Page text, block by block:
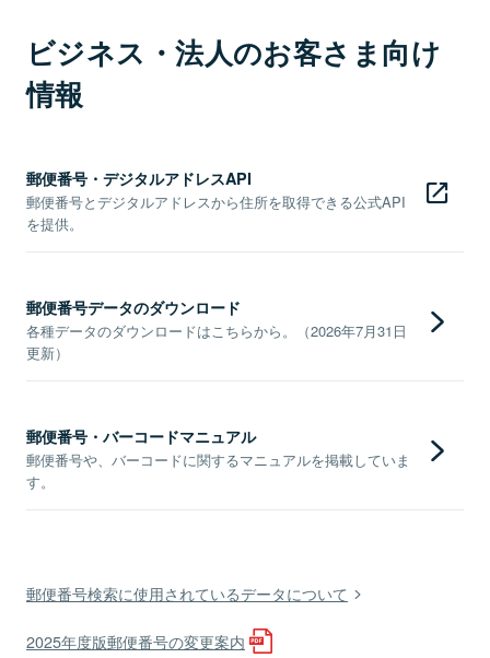
ビジネス・法人のお客さま向け
情報
郵便番号・デジタルアドレスAPI
郵便番号とデジタルアドレスから住所を取得できる公式API
を提供。
郵便番号データのダウンロード
各種データのダウンロードはこちらから。（2026年7月31日
更新）
郵便番号・バーコードマニュアル
郵便番号や、バーコードに関するマニュアルを掲載していま
す。
郵便番号検索に使用されているデータについて
2025年度版郵便番号の変更案内